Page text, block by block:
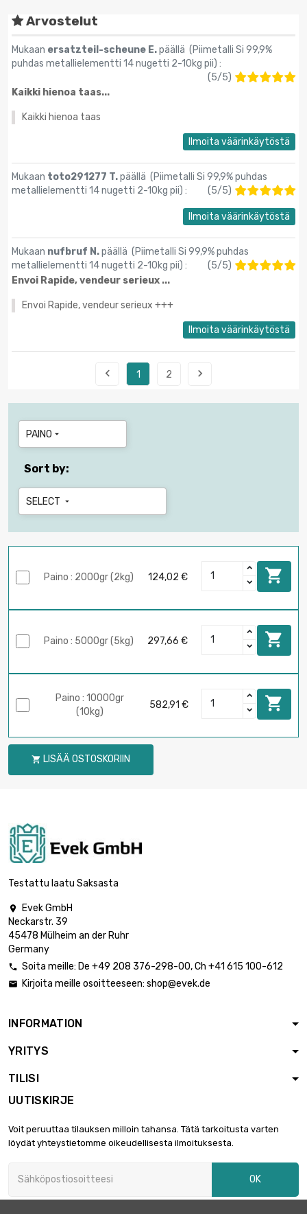
Arvostelut
Mukaan ersatzteil-scheune E.päällä (Piimetalli Si 99,9%
puhdas metallielementti 14 nugetti 2-10kg pii) :
(5/5)
Kaikki hienoa taas...
Kaikki hienoa taas
Ilmoita väärinkäytöstä
Mukaan toto291277 T.päällä (Piimetalli Si 99,9% puhdas
metallielementti 14 nugetti 2-10kg pii) : (5/5)
Ilmoita väärinkäytöstä
Mukaan nufbruf N.päällä (Piimetalli Si 99,9% puhdas
metallielementti 14 nugetti 2-10kg pii) : (5/5)
Envoi Rapide, vendeur serieux ...
Envoi Rapide, vendeur serieux +++
Ilmoita väärinkäytöstä
 1 2 
PAINO 
Sort by:
SELECT 
Paino : 2000gr (2kg) 124,02 € 
Paino : 5000gr (5kg) 297,66 € 
Paino : 10000gr
(10kg)
582,91 € 
 LISÄÄ OSTOSKORIIN
Testattu laatu Saksasta

Evek GmbH
Neckarstr. 39
45478 Mülheim an der Ruhr
Germany
 Soita meille: De +49 208 376-298-00, Ch +41 615 100-612
 Kirjoita meille osoitteeseen: shop@evek.de
INFORMATION
YRITYS
TILISI
UUTISKIRJE
Voit peruuttaa tilauksen milloin tahansa. Tätä tarkoitusta varten
löydät yhteystietomme oikeudellisesta ilmoituksesta.
OK